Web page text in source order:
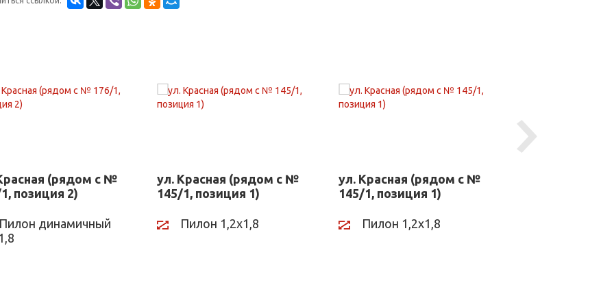
(рядом с №
позиция 2)
Пилон динамичный
ул. Красная (рядом с №
145/1, позиция 1)
Пилон 1,2х1,8
ул. Красная (рядом с №
145/1, позиция 1)
Пилон 1,2х1,8
Next